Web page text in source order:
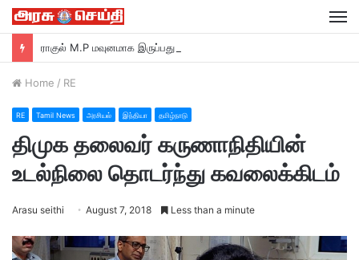
Home / RE
RE Tamil News அரசியல் இந்தியா தமிழ்நாடு
திமுக தலைவர் கருணாநிதியின்
உடல்நிலை தொடர்ந்து கவலைக்கிடம்
Arasu seithi August 7, 2018 Less than a minute